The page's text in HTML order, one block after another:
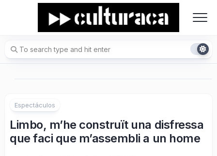
Espectáculos
Limbo, m’he construït una disfressa
que faci que m’assembli a un home